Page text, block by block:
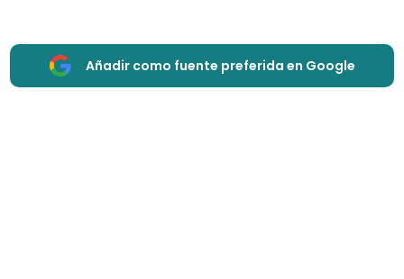
Añadir como fuente preferida en Google